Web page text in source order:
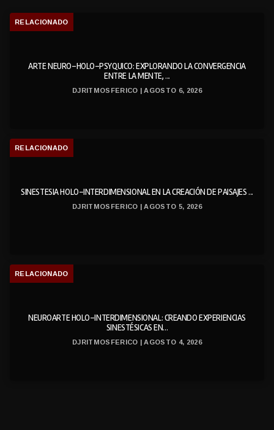
RELACIONADO
ARTE NEURO-HOLO-PSYQUICO: EXPLORANDO LA CONVERGENCIA
ENTRE LA MENTE, ...
DJRITMOSFERICO | AGOSTO 6, 2026
RELACIONADO
SINESTESIA HOLO-INTERDIMENSIONAL EN LA CREACIÓN DE PAISAJES ...
DJRITMOSFERICO | AGOSTO 5, 2026
RELACIONADO
NEUROARTE HOLO-INTERDIMENSIONAL: CREANDO EXPERIENCIAS
SINESTÉSICAS EN...
DJRITMOSFERICO | AGOSTO 4, 2026